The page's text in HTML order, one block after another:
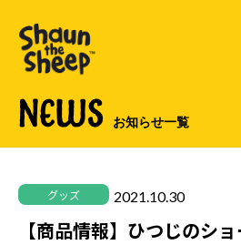
NEWS お知らせ一覧
グッズ 2021.10.30
【商品情報】ひつじのシ